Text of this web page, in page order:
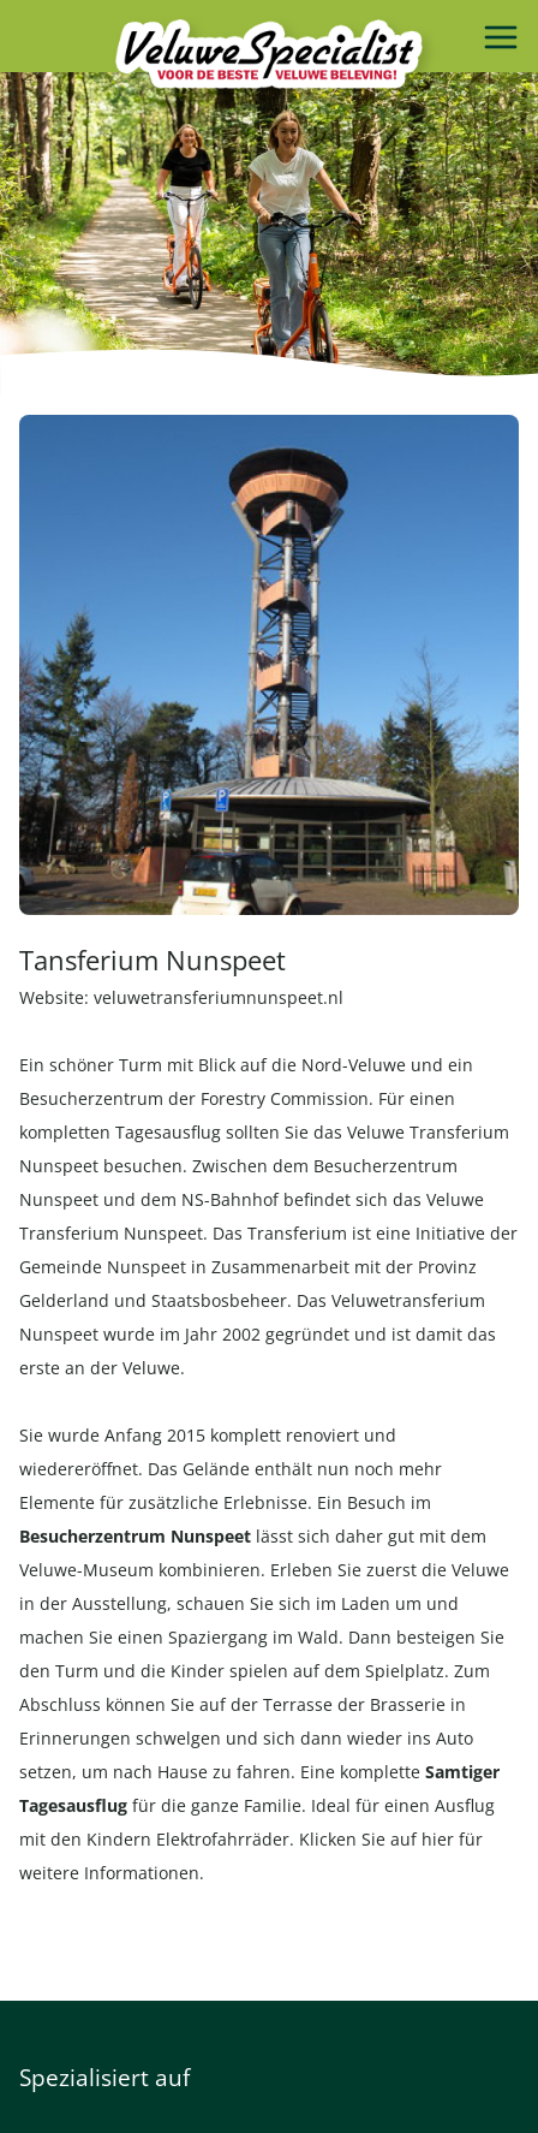
Tansferium Nunspeet
Website: veluwetransferiumnunspeet.nl
Ein schöner Turm mit Blick auf die Nord-Veluwe und ein
Besucherzentrum der Forestry Commission. Für einen
kompletten Tagesausflug sollten Sie das Veluwe Transferium
Nunspeet besuchen. Zwischen dem Besucherzentrum
Nunspeet und dem NS-Bahnhof befindet sich das Veluwe
Transferium Nunspeet. Das Transferium ist eine Initiative der
Gemeinde Nunspeet in Zusammenarbeit mit der Provinz
Gelderland und Staatsbosbeheer. Das Veluwetransferium
Nunspeet wurde im Jahr 2002 gegründet und ist damit das
erste an der Veluwe.
Sie wurde Anfang 2015 komplett renoviert und
wiedereröffnet. Das Gelände enthält nun noch mehr
Elemente für zusätzliche Erlebnisse. Ein Besuch im
Besucherzentrum Nunspeet lässt sich daher gut mit dem
Veluwe-Museum kombinieren. Erleben Sie zuerst die Veluwe
in der Ausstellung, schauen Sie sich im Laden um und
machen Sie einen Spaziergang im Wald. Dann besteigen Sie
den Turm und die Kinder spielen auf dem Spielplatz. Zum
Abschluss können Sie auf der Terrasse der Brasserie in
Erinnerungen schwelgen und sich dann wieder ins Auto
setzen, um nach Hause zu fahren. Eine komplette Samtiger
Tagesausflug für die ganze Familie. Ideal für einen Ausflug
mit den Kindern Elektrofahrräder. Klicken Sie auf hier für
weitere Informationen.
Spezialisiert auf